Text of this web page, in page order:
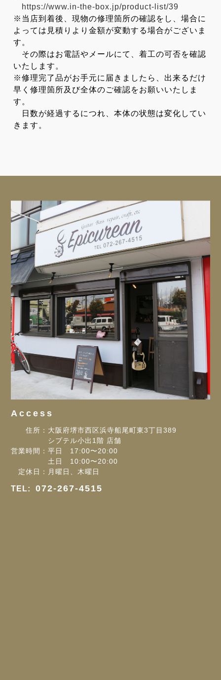
https://www.in-the-box.jp/product-list/39
※当店到着後、現物の修理箇所の確認をし、場合に
よっては見積りより金額が変動する場合がございま
す。
その際はお電話やメールにて、着工の可否を確認
いたします。
※修理完了品がお手元に届きましたら、出来るだけ
早く修理箇所及び全体のご確認をお願いいたしま
す。
日数が経過するにつれ、本体の状態は変化してい
きます。
Access
住所：大阪府堺市西区浜寺船尾町東3丁目389
シプテル小出1階 店舗
営業時間：平日 17:00〜20:00
土日 10:00〜20:00
定休日：月曜日、木曜日
TEL: 072-267-4515